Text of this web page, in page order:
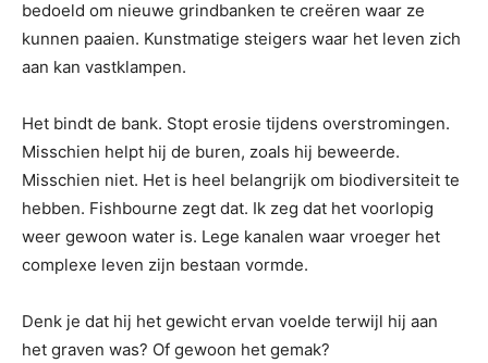
bedoeld om nieuwe grindbanken te creëren waar ze
kunnen paaien. Kunstmatige steigers waar het leven zich
aan kan vastklampen.
Het bindt de bank. Stopt erosie tijdens overstromingen.
Misschien helpt hij de buren, zoals hij beweerde.
Misschien niet. Het is heel belangrijk om biodiversiteit te
hebben. Fishbourne zegt dat. Ik zeg dat het voorlopig
weer gewoon water is. Lege kanalen waar vroeger het
complexe leven zijn bestaan ​​vormde.
Denk je dat hij het gewicht ervan voelde terwijl hij aan
het graven was? Of gewoon het gemak?